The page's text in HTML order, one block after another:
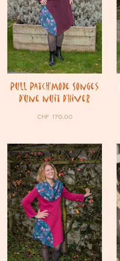
Pull Patch’Mode Songes
d’une nuit d’Hiver
CHF170.00